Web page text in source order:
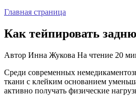
Главная страница
Как тейпировать
Автор Инна Жукова На чтение 20
Среди современных
ткани с клейким основанием
активно получать физические